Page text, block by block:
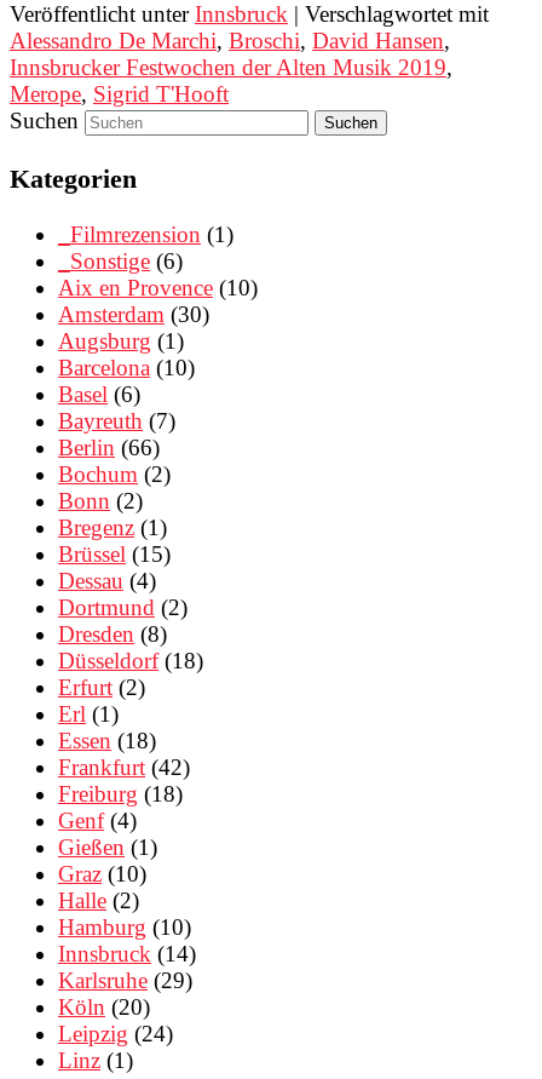
Veröffentlicht unter Innsbruck | Verschlagwortet mit
Alessandro De Marchi, Broschi, David Hansen,
Innsbrucker Festwochen der Alten Musik 2019,
Merope, Sigrid T'Hooft
Suchen
Kategorien
_Filmrezension (1)
_Sonstige (6)
Aix en Provence (10)
Amsterdam (30)
Augsburg (1)
Barcelona (10)
Basel (6)
Bayreuth (7)
Berlin (66)
Bochum (2)
Bonn (2)
Bregenz (1)
Brüssel (15)
Dessau (4)
Dortmund (2)
Dresden (8)
Düsseldorf(18)
Erfurt (2)
Erl (1)
Essen (18)
Frankfurt (42)
Freiburg (18)
Genf(4)
Gießen (1)
Graz (10)
Halle (2)
Hamburg (10)
Innsbruck (14)
Karlsruhe (29)
Köln (20)
Leipzig (24)
Linz (1)